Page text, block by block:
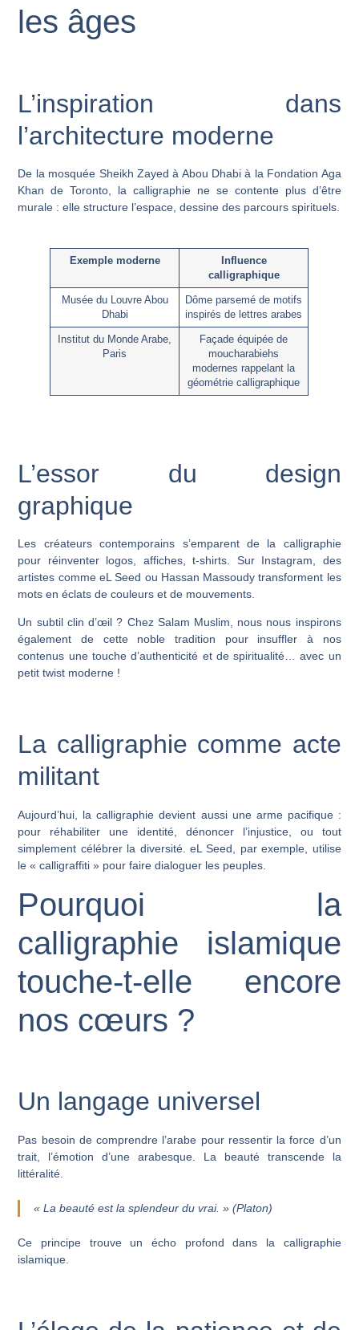
les âges
L’inspiration dans
l’architecture moderne
De la mosquée Sheikh Zayed à Abou Dhabi à la Fondation Aga
Khan de Toronto, la calligraphie ne se contente plus d’être
murale : elle structure l’espace, dessine des parcours spirituels.
Exemple moderne
Influence
calligraphique
Musée du Louvre Abou
Dhabi
Dôme parsemé de motifs
inspirés de lettres arabes
Institut du Monde Arabe,
Paris
Façade équipée de
moucharabiehs
modernes rappelant la
géométrie calligraphique
L’essor du design
graphique
Les créateurs contemporains s’emparent de la calligraphie
pour réinventer logos, affiches, t-shirts. Sur Instagram, des
artistes comme eL Seed ou Hassan Massoudy transforment les
mots en éclats de couleurs et de mouvements.
Un subtil clin d’œil ? Chez Salam Muslim, nous nous inspirons
également de cette noble tradition pour insuffler à nos
contenus une touche d’authenticité et de spiritualité… avec un
petit twist moderne !
La calligraphie comme acte
militant
Aujourd’hui, la calligraphie devient aussi une arme pacifique :
pour réhabiliter une identité, dénoncer l’injustice, ou tout
simplement célébrer la diversité. eL Seed , par exemple, utilise
le « calligraffiti » pour faire dialoguer les peuples.
Pourquoi la
calligraphie islamique
touche-t-elle encore
nos cœurs ?
Un langage universel
Pas besoin de comprendre l’arabe pour ressentir la force d’un
trait, l’émotion d’une arabesque. La beauté transcende la
littéralité.
« La beauté est la splendeur du vrai. » (Platon)
Ce principe trouve un écho profond dans la calligraphie
islamique.